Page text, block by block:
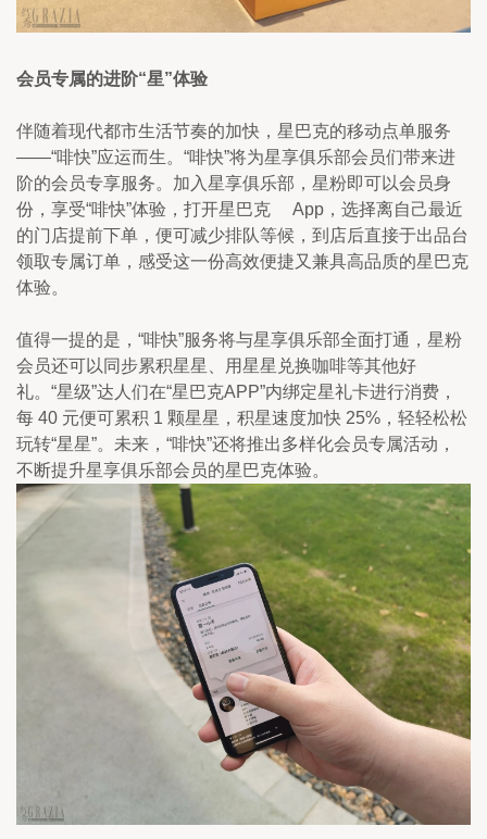
会员专属的进阶“星”体验
伴随着现代都市生活节奏的加快，星巴克的移动点单服务
——“啡快”应运而生。“啡快”将为星享俱乐部会员们带来进
阶的会员专享服务。加入星享俱乐部，星粉即可以会员身
份，享受“啡快”体验，打开星巴克     App，选择离自己最近
的门店提前下单，便可减少排队等候，到店后直接于出品台
领取专属订单，感受这一份高效便捷又兼具高品质的星巴克
体验。
值得一提的是，“啡快”服务将与星享俱乐部全面打通，星粉
会员还可以同步累积星星、用星星兑换咖啡等其他好
礼。“星级”达人们在“星巴克APP”内绑定星礼卡进行消费，
每 40 元便可累积 1 颗星星，积星速度加快 25%，轻轻松松
玩转“星星”。未来，“啡快”还将推出多样化会员专属活动，
不断提升星享俱乐部会员的星巴克体验。